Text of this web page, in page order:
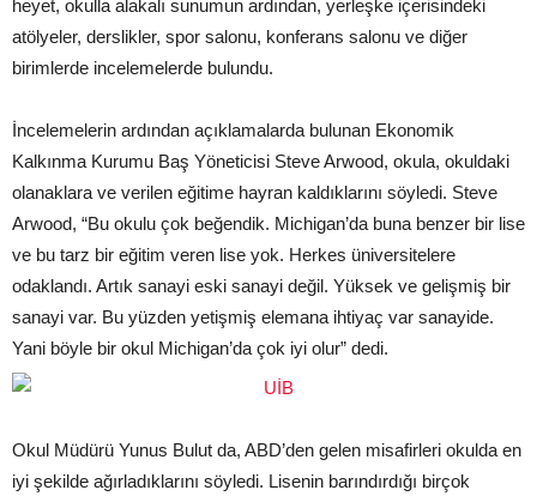
heyet, okulla alakalı sunumun ardından, yerleşke içerisindeki
atölyeler, derslikler, spor salonu, konferans salonu ve diğer
birimlerde incelemelerde bulundu.
İncelemelerin ardından açıklamalarda bulunan Ekonomik
Kalkınma Kurumu Baş Yöneticisi Steve Arwood, okula, okuldaki
olanaklara ve verilen eğitime hayran kaldıklarını söyledi. Steve
Arwood, “Bu okulu çok beğendik. Michigan’da buna benzer bir lise
ve bu tarz bir eğitim veren lise yok. Herkes üniversitelere
odaklandı. Artık sanayi eski sanayi değil. Yüksek ve gelişmiş bir
sanayi var. Bu yüzden yetişmiş elemana ihtiyaç var sanayide.
Yani böyle bir okul Michigan’da çok iyi olur” dedi.
Okul Müdürü Yunus Bulut da, ABD’den gelen misafirleri okulda en
iyi şekilde ağırladıklarını söyledi. Lisenin barındırdığı birçok